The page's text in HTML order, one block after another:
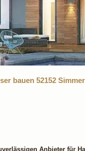
bauen 52152
Anbieter für